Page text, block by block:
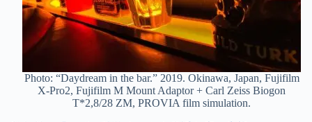
Photo: “Daydream in the bar.” 2019. Okinawa, Japan, Fujifilm
X-Pro2, Fujifilm M Mount Adaptor + Carl Zeiss Biogon
T*2,8/28 ZM, PROVIA film simulation.